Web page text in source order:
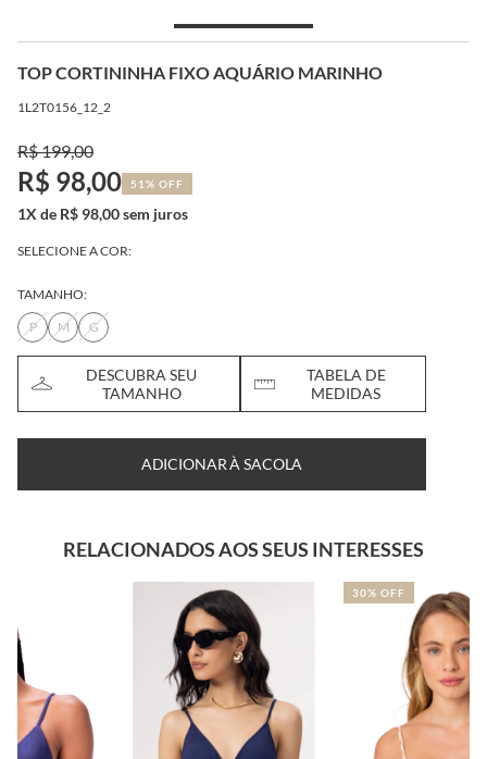
TOP CORTININHA FIXO AQUÁRIO MARINHO
1L2T0156_12_2
R$ 199,00
R$ 98,00 51% OFF
1X de R$ 98,00 sem juros
SELECIONE A COR:
TAMANHO:
P
M G
DESCUBRA SEU
TAMANHO
TABELA DE
MEDIDAS
ADICIONAR À SACOLA
RELACIONADOS AOS SEUS INTERESSES